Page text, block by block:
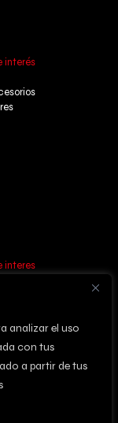
analizar el uso
con tus
a partir de tus
interés
interes